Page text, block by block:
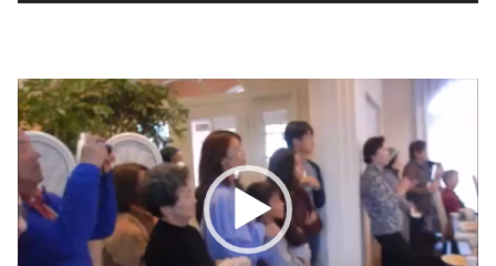
動
画
プ
ー
ヤ